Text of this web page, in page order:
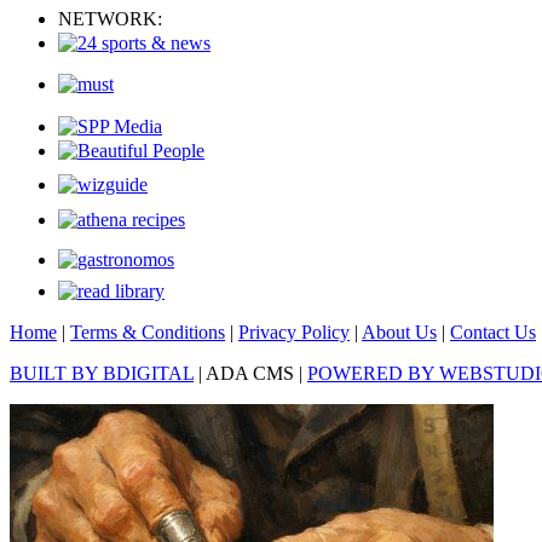
NETWORK:
Home | Terms & Conditions | Privacy Policy | About Us | Contact Us
BUILT BY BDIGITAL | ADA CMS | POWERED BY